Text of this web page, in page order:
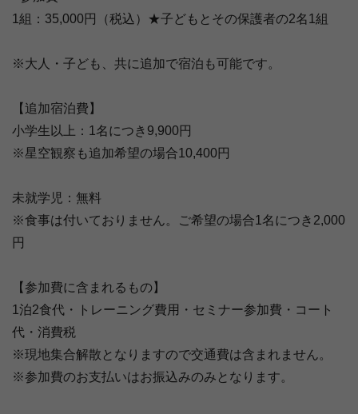
1組：35,000円（税込）★子どもとその保護者の2名1組
※大人・子ども、共に追加で宿泊も可能です。
【追加宿泊費】
小学生以上：1名につき9,900円
※星空観察も追加希望の場合10,400円
未就学児：無料
※食事は付いておりません。ご希望の場合1名につき2,000
円
【参加費に含まれるもの】
1泊2食代・トレーニング費用・セミナー参加費・コート
代・消費税
※現地集合解散となりますので交通費は含まれません。
※参加費のお支払いはお振込みのみとなります。